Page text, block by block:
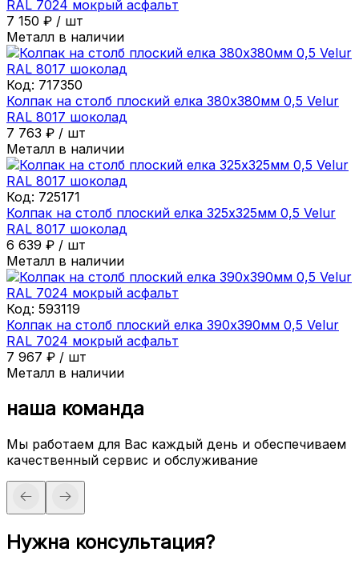
RAL 7024 мокрый асфальт
7 150 ₽ / шт
Металл в наличии
Код: 717350
Колпак на столб плоский елка 380х380мм 0,5 Velur
RAL 8017 шоколад
7 763 ₽ / шт
Металл в наличии
Код: 725171
Колпак на столб плоский елка 325х325мм 0,5 Velur
RAL 8017 шоколад
6 639 ₽ / шт
Металл в наличии
Код: 593119
Колпак на столб плоский елка 390х390мм 0,5 Velur
RAL 7024 мокрый асфальт
7 967 ₽ / шт
Металл в наличии
наша команда
Мы работаем для Вас каждый день и обеспечиваем
качественный сервис и обслуживание
Нужна консультация?